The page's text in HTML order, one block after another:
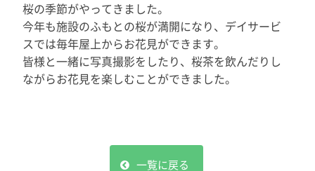
桜の季節がやってきました。
今年も施設のふもとの桜が満開になり、デイサービ
スでは毎年屋上からお花見ができます。
皆様と一緒に写真撮影をしたり、桜茶を飲んだりし
ながらお花見を楽しむことができました。
一覧に戻る